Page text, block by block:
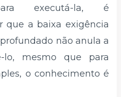
executá-la, é
que a baixa exigência
não anula a
lo, mesmo que para
o conhecimento é